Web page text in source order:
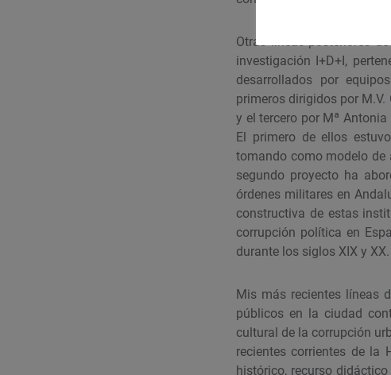
Otras líneas posteriores
investigación I+D+I,
desarrollados por
primeros dirigidos por M.V.
y el tercero por Mª Antonia
El primero de ellos
tomando como modelo de
segundo proyecto ha
órdenes militares en
constructiva de estas
corrupción política en
durante los siglos XIX y XX.
Mis más recientes líneas
públicos en la ciudad
cultural de la corrupción
recientes corrientes de la
histórico, recurso